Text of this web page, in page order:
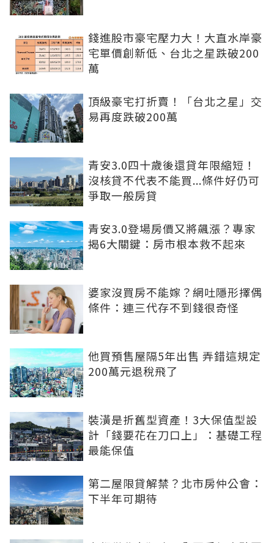
錢進股市豪宅壓力大！大直水岸豪
宅單價創新低、台北之星跌破200
萬
頂級豪宅打折賣！「台北之星」交
易再度跌破200萬
青安3.0四十歲後還貸年限縮短！
沒核貸不代表不能買...條件好仍可
爭取一般房貸
青安3.0登場房價又將飆漲？專家
揭6大關鍵：房市根本救不起來
婆家沒買房不能嫁？網吐隱形擇偶
條件：連三代存不到錢很奇怪
他買預售屋隔5年出售 弄錯這規定
200萬元退稅飛了
裝潢是折舊型資產！3大保值型設
計「錢要花在刀口上」：基礎工程
最能保值
第二屋限貸解禁？北市房仲公會：
下半年可期待